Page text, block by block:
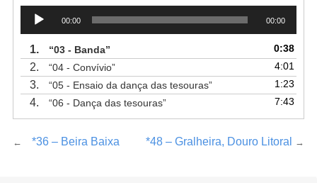
Reprodutor
áudio
00:00 00:00
1. “03 - Banda” 0:38
2. “04 - Convívio” 4:01
3. “05 - Ensaio da dança das tesouras” 1:23
4. “06 - Dança das tesouras” 7:43
← *36 – Beira Baixa *48 – Gralheira, Douro Litoral →